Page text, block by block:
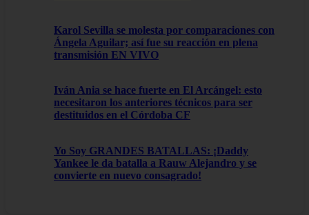
Karol Sevilla se molesta por comparaciones con
Ángela Aguilar; así fue su reacción en plena
transmisión EN VIVO
Iván Ania se hace fuerte en El Arcángel: esto
necesitaron los anteriores técnicos para ser
destituidos en el Córdoba CF
Yo Soy GRANDES BATALLAS: ¡Daddy
Yankee le da batalla a Rauw Alejandro y se
convierte en nuevo consagrado!